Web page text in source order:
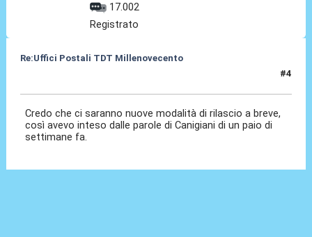
17.002
Registrato
Re:Uffici Postali TDT Millenovecento
#4
Credo che ci saranno nuove modalità di rilascio a breve,
così avevo inteso dalle parole di Canigiani di un paio di
settimane fa.